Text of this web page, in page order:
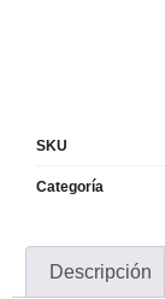
SKU
Categoría
Descripción